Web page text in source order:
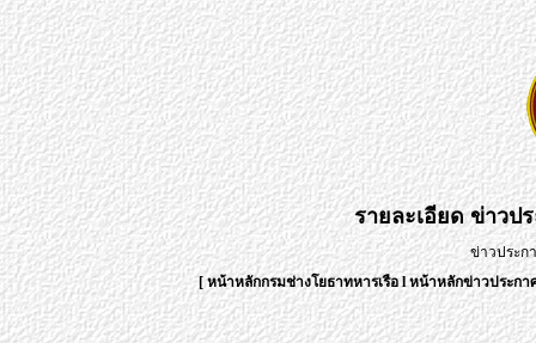
รายละเอียดข่าวป
ข่าวประก
[หน้าหลักกรมช่างโยธาทหารเรือlหน้าหลักข่าวประกา